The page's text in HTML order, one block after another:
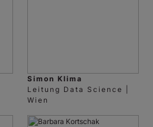
Simon Klima
Leitung Data Science |
Wien